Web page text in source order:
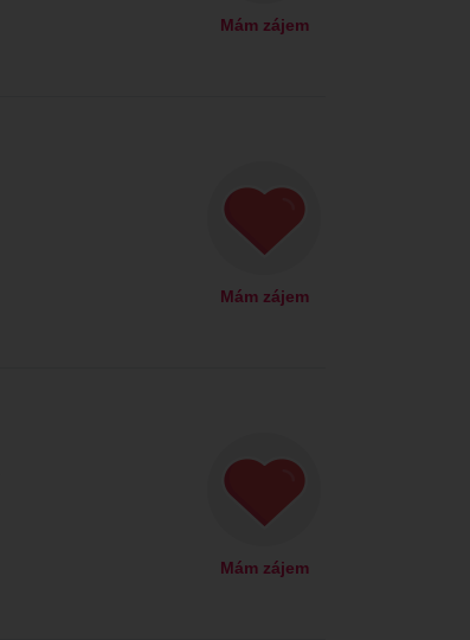
Mám zájem
Mám zájem
Mám zájem